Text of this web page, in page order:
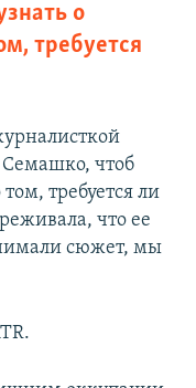
о
требуется
Семашко, чтоб
требуется ли
что ее
сюжет, мы